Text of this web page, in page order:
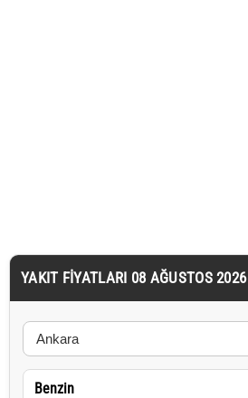
YAKIT FIYATLARI 08 AĞUSTOS 2026
Benzin